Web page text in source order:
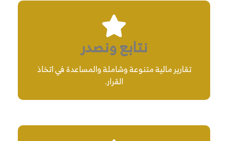
نتابع ونصدر
تقارير مالية متنوعة وشاملة والمساعدة في اتخاذ
القرار.